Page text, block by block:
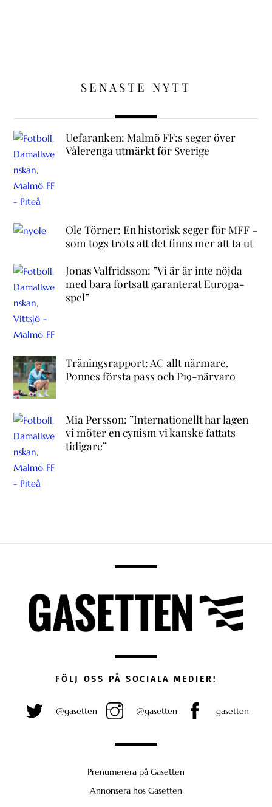
SENASTE NYTT
Uefaranken: Malmö FF:s seger över
Vålerenga utmärkt för Sverige
Ole Törner: En historisk seger för MFF –
som togs trots att det finns mer att ta ut
Jonas Valfridsson: ”Vi är är inte nöjda
med bara fortsatt garanterat Europa-
spel”
Träningsrapport: AC allt närmare,
Ponnes första pass och P19-närvaro
Mia Persson: ”Internationellt har lagen
vi möter en cynism vi kanske fattats
tidigare”
FÖLJ OSS PÅ SOCIALA MEDIER!
@gasetten @gasetten gasetten
Prenumerera på Gasetten
Annonsera hos Gasetten